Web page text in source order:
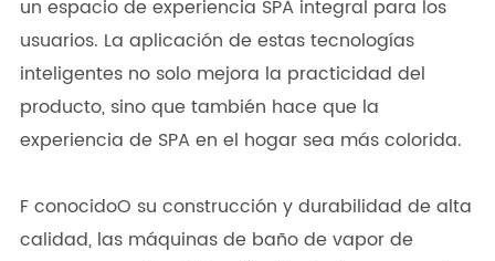
un espacio de experiencia SPA integral para los
usuarios. La aplicación de estas tecnologías
inteligentes no solo mejora la practicidad del
producto, sino que también hace que la
experiencia de SPA en el hogar sea más colorida.
F conocidoO su construcción y durabilidad de alta
calidad, las máquinas de baño de vapor de